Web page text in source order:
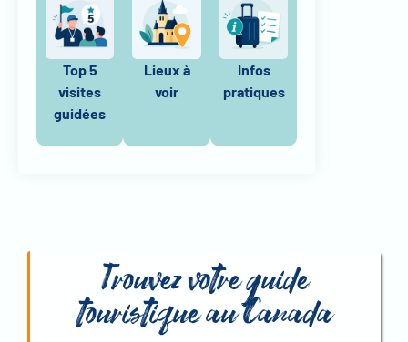
Top 5
visites
guidées
Lieux à
voir
Infos
pratiques
Trouvez votre guide
touristique au Canada